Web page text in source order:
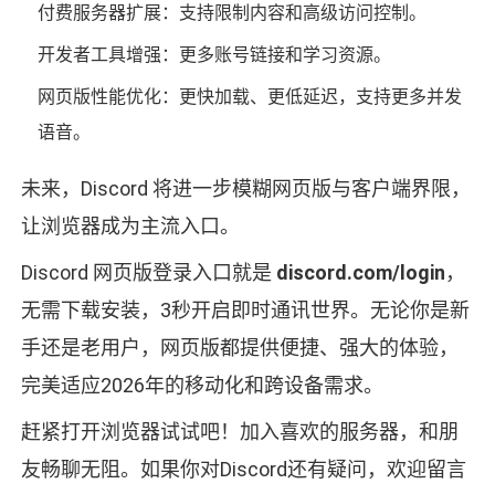
付费服务器扩展：支持限制内容和高级访问控制。
开发者工具增强：更多账号链接和学习资源。
网页版性能优化：更快加载、更低延迟，支持更多并发
语音。
未来，Discord 将进一步模糊网页版与客户端界限，
让浏览器成为主流入口。
Discord 网页版登录入口就是 discord.com/login，
无需下载安装，3秒开启即时通讯世界。无论你是新
手还是老用户，网页版都提供便捷、强大的体验，
完美适应2026年的移动化和跨设备需求。
赶紧打开浏览器试试吧！加入喜欢的服务器，和朋
友畅聊无阻。如果你对Discord还有疑问，欢迎留言